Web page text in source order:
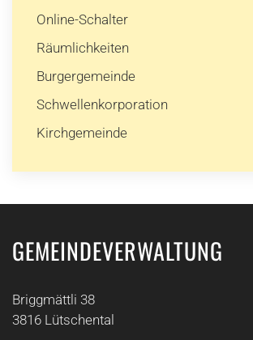
Online-Schalter
Räumlichkeiten
Burgergemeinde
Schwellenkorporation
Kirchgemeinde
GEMEINDEVERWALTUNG
Briggmättli 38
3816 Lütschental